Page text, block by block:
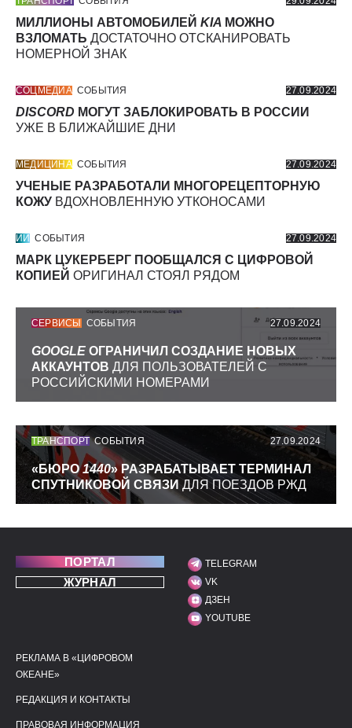
МИЛЛИОНЫ АВТОМОБИЛЕЙ KIA МОЖНО
ВЗЛОМАТЬ ДОСТАТОЧНО ОТСКАНИРОВАТЬ
НОМЕРНОЙ ЗНАК
СОЦМЕДИА СОБЫТИЯ 27.09.2024
DISCORD МОГУТ ЗАБЛОКИРОВАТЬ В РОССИИ
УЖЕ В БЛИЖАЙШИЕ ДНИ
МЕДИЦИНА СОБЫТИЯ 27.09.2024
УЧЕНЫЕ РАЗРАБОТАЛИ МНОГОРЕЦЕПТОРНУЮ
КОЖУ ВДОХНОВЛЕННУЮ УТКОНОСАМИ
ИИ СОБЫТИЯ 27.09.2024
МАРК ЦУКЕРБЕРГ ПООБЩАЛСЯ С ЦИФРОВОЙ
КОПИЕЙ ОРИГИНАЛ СТОЯЛ РЯДОМ
СЕРВИСЫ СОБЫТИЯ 27.09.2024
GOOGLE ОГРАНИЧИЛ СОЗДАНИЕ НОВЫХ
АККАУНТОВ ДЛЯ ПОЛЬЗОВАТЕЛЕЙ С
РОССИЙСКИМИ НОМЕРАМИ
ТРАНСПОРТ СОБЫТИЯ 27.09.2024
«БЮРО1440» РАЗРАБАТЫВАЕТ ТЕРМИНАЛ
СПУТНИКОВОЙ СВЯЗИ ДЛЯ ПОЕЗДОВ РЖД
ПОРТАЛ
ЖУРНАЛ
МЫ В СОЦИАЛЬНЫХ
TELEGRAM
VK
ДЗЕН
YOUTUBE
ПОЛЕЗНЫЕ ССЫЛКИ
РЕКЛАМА В «ЦИФРОВОМ
ОКЕАНЕ»
РЕДАКЦИЯ И КОНТАКТЫ
ПРАВОВАЯ ИНФОРМАЦИЯ